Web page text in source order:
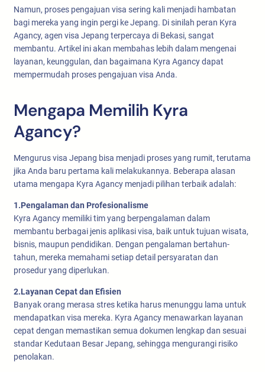
Namun, proses pengajuan visa sering kali menjadi hambatan
bagi mereka yang ingin pergi ke Jepang. Di sinilah peran Kyra
Agancy, agen visa Jepang terpercaya di Bekasi, sangat
membantu. Artikel ini akan membahas lebih dalam mengenai
layanan, keunggulan, dan bagaimana Kyra Agancy dapat
mempermudah proses pengajuan visa Anda.
Mengapa Memilih Kyra
Agancy?
Mengurus visa Jepang bisa menjadi proses yang rumit, terutama
jika Anda baru pertama kali melakukannya. Beberapa alasan
utama mengapa Kyra Agancy menjadi pilihan terbaik adalah:
1.Pengalaman dan Profesionalisme
Kyra Agancy memiliki tim yang berpengalaman dalam
membantu berbagai jenis aplikasi visa, baik untuk tujuan wisata,
bisnis, maupun pendidikan. Dengan pengalaman bertahun-
tahun, mereka memahami setiap detail persyaratan dan
prosedur yang diperlukan.
2.Layanan Cepat dan Efisien
Banyak orang merasa stres ketika harus menunggu lama untuk
mendapatkan visa mereka. Kyra Agancy menawarkan layanan
cepat dengan memastikan semua dokumen lengkap dan sesuai
standar Kedutaan Besar Jepang, sehingga mengurangi risiko
penolakan.